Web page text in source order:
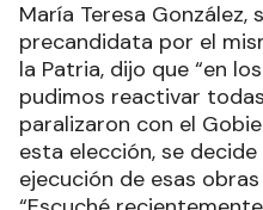
María Teresa González,
precandidata por el
la Patria, dijo que “en
pudimos reactivar
paralizaron con el
esta elección, se
ejecución de esas